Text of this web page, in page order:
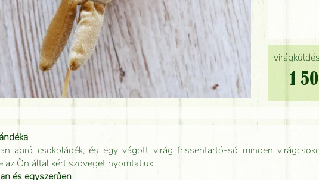
1
apró csokoládék, és egy vágott virág frissentartó-só minden
az Ön által kért szöveget nyomtatjuk.
és egyszerűen